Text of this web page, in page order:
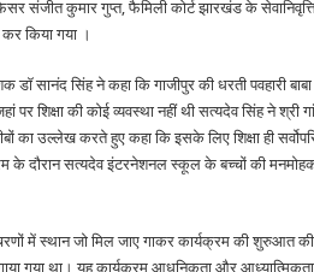
संजीत कुमार गुप्त, फैमिली कोर्ट झारखंड के
कर किया गया ।
सानंद सिंह ने कहा कि गाजीपुर की धरती पवहारी
शिक्षा की कोई व्यवस्था नहीं थी सत्यदेव सिंह ने श्री
का उल्लेख करते हुए कहा कि इसके लिए शिक्षा ही
के दौरान सत्यदेव इंटरनेशनल स्कूल के बच्चों की
में स्थान जो मिल जाए गाकर कार्यक्रम की शुरुआत
गया था। यह कार्यक्रम आधुनिकता और